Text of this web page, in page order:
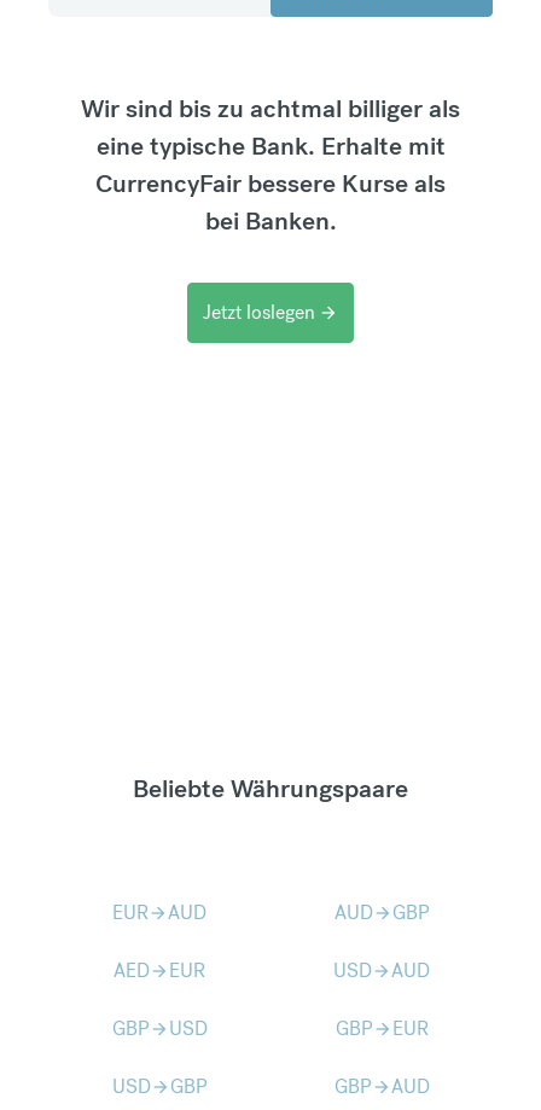
Wir sind bis zu achtmal billiger als
eine typische Bank. Erhalte mit
CurrencyFair bessere Kurse als
bei Banken.
Jetzt loslegen arrow_forward
Beliebte Währungspaare
EURarrow_forwardAUD AUDarrow_forward GBP
AEDarrow_forward EUR USDarrow_forwardAUD
GBParrow_forward USD GBParrow_forward EUR
USDarrow_forward GBP GBParrow_forwardAUD